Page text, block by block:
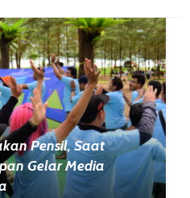
Pensil, Saat
Gelar Media